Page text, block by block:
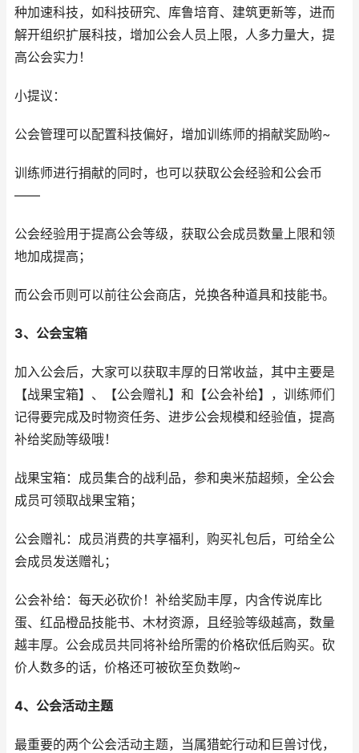
种加速科技，如科技研究、库鲁培育、建筑更新等，进而
解开组织扩展科技，增加公会人员上限，人多力量大，提
高公会实力！
小提议：
公会管理可以配置科技偏好，增加训练师的捐献奖励哟~
训练师进行捐献的同时，也可以获取公会经验和公会币
——
公会经验用于提高公会等级，获取公会成员数量上限和领
地加成提高；
而公会币则可以前往公会商店，兑换各种道具和技能书。
3、公会宝箱
加入公会后，大家可以获取丰厚的日常收益，其中主要是
【战果宝箱】、【公会赠礼】和【公会补给】，训练师们
记得要完成及时物资任务、进步公会规模和经验值，提高
补给奖励等级哦！
战果宝箱：成员集合的战利品，参和奥米茄超频，全公会
成员可领取战果宝箱；
公会赠礼：成员消费的共享福利，购买礼包后，可给全公
会成员发送赠礼；
公会补给：每天必砍价！补给奖励丰厚，内含传说库比
蛋、红品橙品技能书、木材资源，且经验等级越高，数量
越丰厚。公会成员共同将补给所需的价格砍低后购买。砍
价人数多的话，价格还可被砍至负数哟~
4、公会活动主题
最重要的两个公会活动主题，当属猎蛇行动和巨兽讨伐，